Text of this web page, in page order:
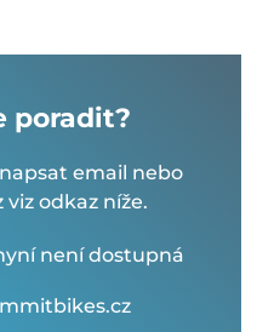
poradit?
email nebo
odkaz níže.
není dostupná